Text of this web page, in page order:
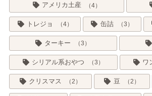
アメリカ土産 4
トレジョ 4 缶詰 3
ターキー 3
シリアル系おやつ 3 ワ
クリスマス 2 豆 2